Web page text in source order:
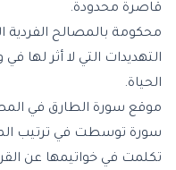
قاصرة محدودة.
محكومة بالمصالح الفردية
التهديدات التي لا أثر لها
الحياة.
موقع سورة الطارق في
سورة توسطت في ترتيب
تكلمت في خواتيمها عن